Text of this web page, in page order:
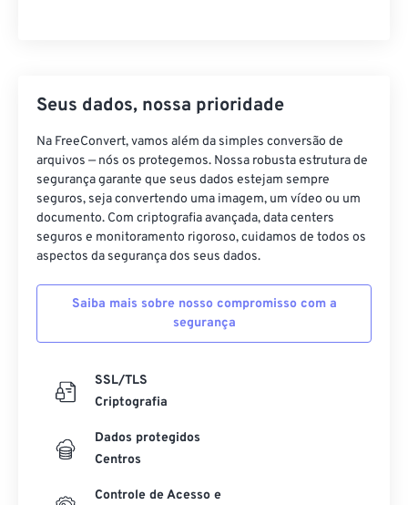
Seus dados, nossa prioridade
Na FreeConvert, vamos além da simples conversão de
arquivos — nós os protegemos. Nossa robusta estrutura de
segurança garante que seus dados estejam sempre
seguros, seja convertendo uma imagem, um vídeo ou um
documento. Com criptografia avançada, data centers
seguros e monitoramento rigoroso, cuidamos de todos os
aspectos da segurança dos seus dados.
Saiba mais sobre nosso compromisso com a
segurança
SSL/TLS
Criptografia
Dados protegidos
Centros
Controle de Acesso e